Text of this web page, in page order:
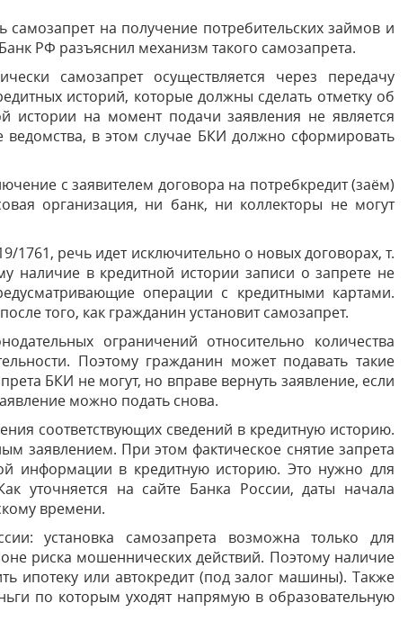
на получение потребительских займов и
РФ разъяснил механизм такого самозапрета.
самозапрет осуществляется через передачу
историй, которые должны сделать отметку об
истории на момент подачи заявления не является
ведомства, в этом случае БКИ должно сформировать
с заявителем договора на потребкредит (заём)
организация, ни банк, ни коллекторы не могут
1761, речь идет исключительно о новых договорах, т.
наличие в кредитной истории записи о запрете не
операции с кредитными картами.
того, как гражданин установит самозапрет.
ограничений относительно количества
Поэтому гражданин может подавать такие
БКИ не могут, но вправе вернуть заявление, если
можно подать снова.
соответствующих сведений в кредитную историю.
заявлением. При этом фактическое снятие запрета
информации в кредитную историю. Это нужно для
уточняется на сайте Банка России, даты начала
времени.
установка самозапрета возможна только для
риска мошеннических действий. Поэтому наличие
ипотеку или автокредит (под залог машины). Также
по которым уходят напрямую в образовательную